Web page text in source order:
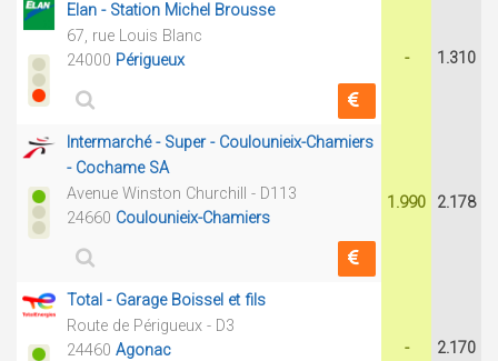
Elan - Station Michel Brousse
67, rue Louis Blanc
24000 Périgueux - 1.310
Intermarché - Super - Coulounieix-Chamiers
- Cochame SA
Avenue Winston Churchill - D113
24660 Coulounieix-Chamiers
1.990 2.178
Total - Garage Boissel et fils
Route de Périgueux - D3
24460 Agonac - 2.170